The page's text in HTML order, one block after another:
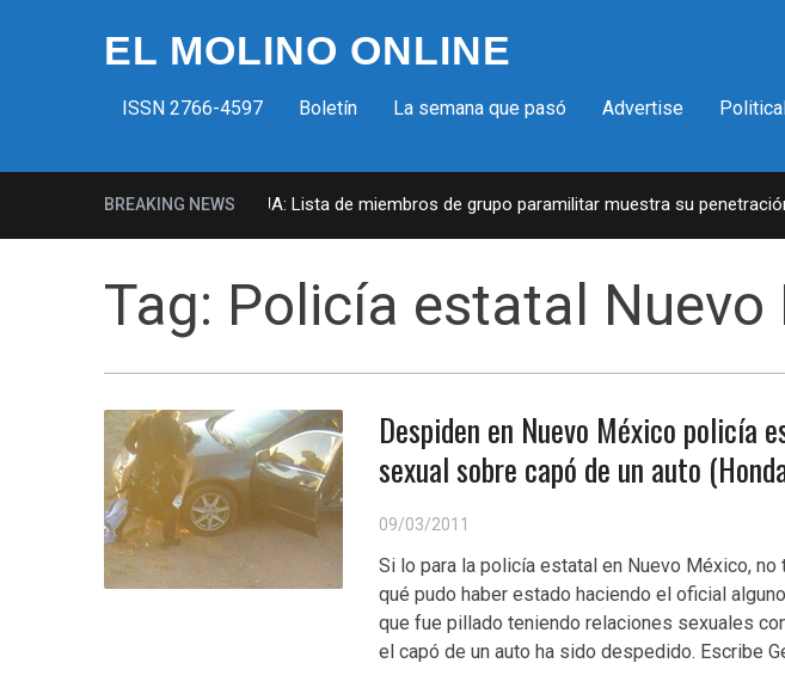
EL MOLINO ONLINE
ISSN 2766-4597 Boletín La semana que pasó Advertise
BREAKING NEWS
Milicias fascistas en EUA: Lista de miembros de grupo paramilitar muestra su penetración
Tag: Policía estatal Nuevo
Despiden en Nuevo México policía
sexual sobre capó de un auto
09/03/2011
Si lo para la policía estatal en Nuevo México,
qué pudo haber estado haciendo el oficial
que fue pillado teniendo relaciones sexuales
el capó de un auto ha sido despedido. Escribe